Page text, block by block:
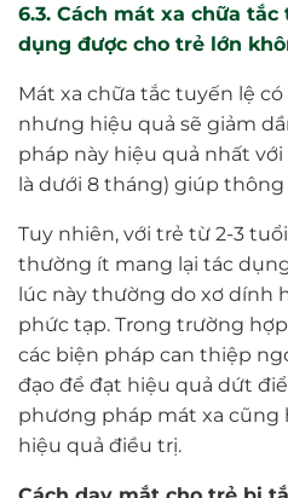
6.3. Cách mát xa chữa
dụng được cho trẻ lớn
Mát xa chữa tắc tuyến lệ
nhưng hiệu quả sẽ giảm
pháp này hiệu quả nhất
là dưới 8 tháng) giúp
Tuy nhiên, với trẻ từ 2-3
thường ít mang lại tác
lúc này thường do xơ dính
phức tạp. Trong trường
các biện pháp can thiệp
đạo để đạt hiệu quả dứt
phương pháp mát xa cũng
hiệu quả điều trị.